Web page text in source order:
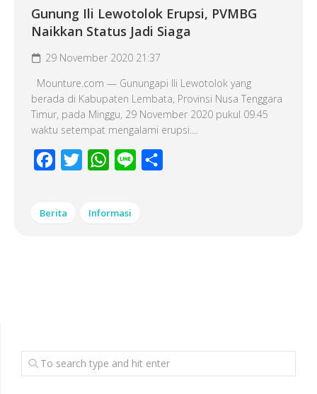
Gunung Ili Lewotolok Erupsi, PVMBG
Naikkan Status Jadi Siaga
29 November 2020 21:37
Mounture.com — Gunungapi Ili Lewotolok yang
berada di Kabupaten Lembata, Provinsi Nusa Tenggara
Timur, pada Minggu, 29 November 2020 pukul 09.45
waktu setempat mengalami erupsi....
Facebook
Twitter WhatsApp
Line
Berita Informasi